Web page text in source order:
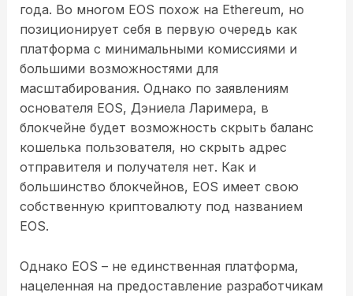
года. Во многом EOS похож на Ethereum, но
позиционирует себя в первую очередь как
платформа с минимальными комиссиями и
большими возможностями для
масштабирования. Однако по заявлениям
основателя EOS, Дэниела Ларимера, в
блокчейне будет возможность скрыть баланс
кошелька пользователя, но скрыть адрес
отправителя и получателя нет. Как и
большинство блокчейнов, EOS имеет свою
собственную криптовалюту под названием
EOS.
Однако EOS – не единственная платформа,
нацеленная на предоставление разработчикам